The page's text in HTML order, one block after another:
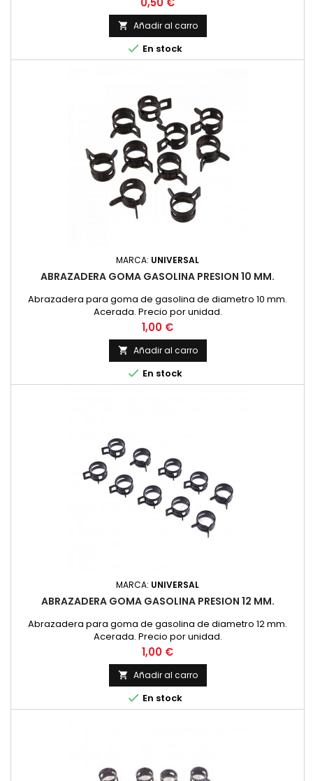
 Añadir al carro
 En stock
MARCA: UNIVERSAL
ABRAZADERA GOMA GASOLINA PRESION 10 MM.
Abrazadera para goma de gasolina de diametro 10 mm.
Acerada. Precio por unidad.
Precio
1,00 €
 Añadir al carro
 En stock
MARCA: UNIVERSAL
ABRAZADERA GOMA GASOLINA PRESION 12 MM.
Abrazadera para goma de gasolina de diametro 12 mm.
Acerada. Precio por unidad.
Precio
1,00 €
 Añadir al carro
 En stock